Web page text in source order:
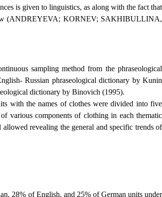
is given to linguistics, as along with the fact that
(ANDREYEVA; KORNEV; SAKHIBULLINA,
sampling method from the phraseological
Russian phraseological dictionary by Kunin
dictionary by Binovich (1995).
with the names of clothes were divided into five
various components of clothing in each thematic
revealing the general and specific trends of
28% of English, and 25% of German units under